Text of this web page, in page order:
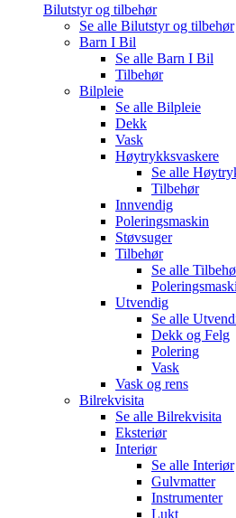
Bilutstyr og tilbehør
Se alle Bilutstyr og tilbehør
Barn I Bil
Se alle Barn I Bil
Tilbehør
Bilpleie
Se alle Bilpleie
Dekk
Vask
Høytrykksvaskere
Se alle
Tilbehør
Innvendig
Poleringsmaskin
Støvsuger
Tilbehør
Se alle
Utvendig
Se alle
Dekk og Felg
Polering
Vask
Vask og rens
Bilrekvisita
Se alle Bilrekvisita
Eksteriør
Interiør
Se alle Interiør
Gulvmatter
Instrumenter
Lukt